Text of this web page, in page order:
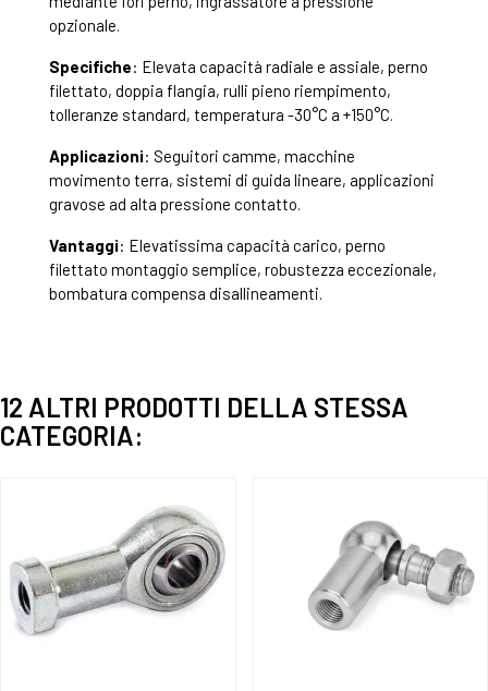
opzionale.
Specifiche: Elevata capacità radiale e assiale, perno
filettato, doppia flangia, rulli pieno riempimento,
tolleranze standard, temperatura -30°C a +150°C.
Applicazioni: Seguitori camme, macchine
movimento terra, sistemi di guida lineare, applicazioni
gravose ad alta pressione contatto.
Vantaggi: Elevatissima capacità carico, perno
filettato montaggio semplice, robustezza eccezionale,
bombatura compensa disallineamenti.
12 ALTRI PRODOTTI DELLA STESSA
CATEGORIA: